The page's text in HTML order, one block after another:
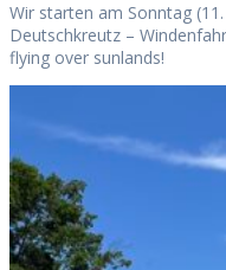
Wir starten am Sonntag
Deutschkreutz –
flying over sunlands!